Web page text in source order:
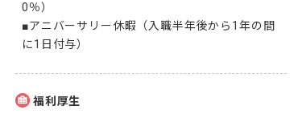
0％）
■アニバーサリー休暇（入職半年後から1年の間
に1日付与）
福利厚生